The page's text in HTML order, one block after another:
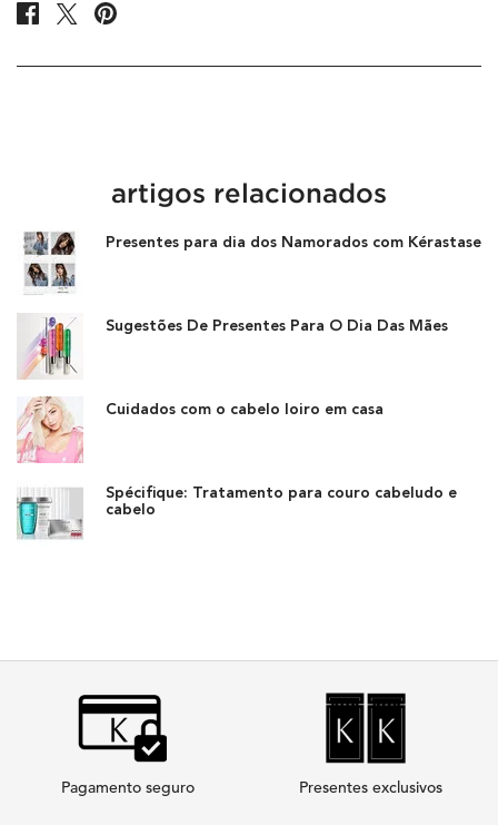
Share On Facebook
Share On Twitter
Share On Pinterest
artigos relacionados
Presentes para dia dos Namorados com Kérastase
Sugestões De Presentes Para O Dia Das Mães
Cuidados com o cabelo loiro em casa
Spécifique: Tratamento para couro cabeludo e
cabelo
Pagamento seguro Presentes exclusivos